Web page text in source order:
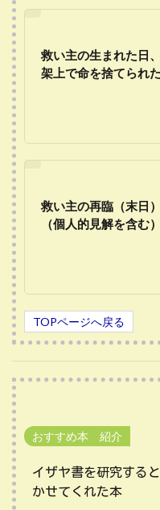
救い主の生まれた日
架上で命を捨てられ
救い主の再臨（末日
（個人的見解を含む）
TOPページへ戻る
おすすめ本 紹介
イザヤ書を研究する
かせてくれた本